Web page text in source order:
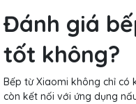
Đánh giá
tốt không?
Bếp từ Xiaomi không chỉ có
còn kết nối với ứng dụng